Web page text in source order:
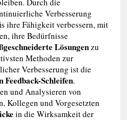
Durch die
Verbesserung
ihre Fähigkeit verbessern, mit
ihre Bedürfnisse
Lösungenzu
Methoden zur
Verbesserung ist die
Schleifen.
und Analysieren von
Kollegen und Vorgesetzten
in die Wirksamkeit der